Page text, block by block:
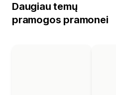
Daugiau temų
pramogos pramonei